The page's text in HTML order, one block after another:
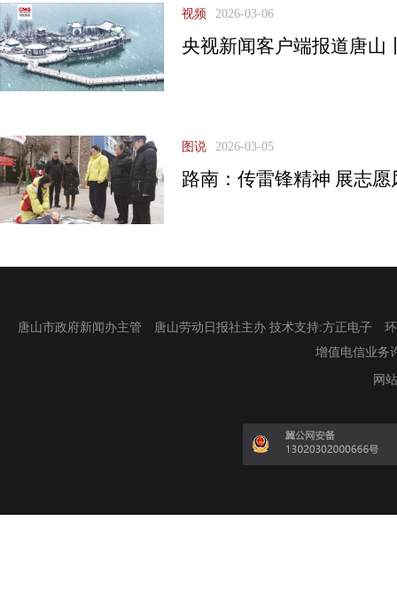
视频 2026-03-06
央视新闻客户端报道唐山
图说 2026-03-05
路南：传雷锋精神 展志愿
唐山市政府新闻办主管 唐山劳动日报社主办 技术支持:方正电子
增值电信业务
网